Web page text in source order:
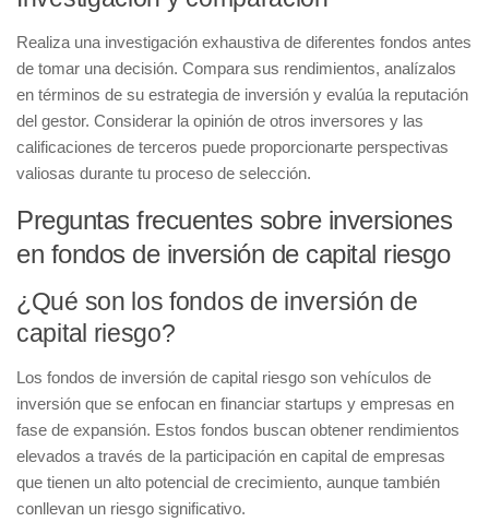
Realiza una investigación exhaustiva de diferentes fondos antes
de tomar una decisión. Compara sus rendimientos, analízalos
en términos de su estrategia de inversión y evalúa la reputación
del gestor. Considerar la opinión de otros inversores y las
calificaciones de terceros puede proporcionarte perspectivas
valiosas durante tu proceso de selección.
Preguntas frecuentes sobre inversiones
en fondos de inversión de capital riesgo
¿Qué son los fondos de inversión de
capital riesgo?
Los fondos de inversión de capital riesgo son vehículos de
inversión que se enfocan en financiar startups y empresas en
fase de expansión. Estos fondos buscan obtener rendimientos
elevados a través de la participación en capital de empresas
que tienen un alto potencial de crecimiento, aunque también
conllevan un riesgo significativo.